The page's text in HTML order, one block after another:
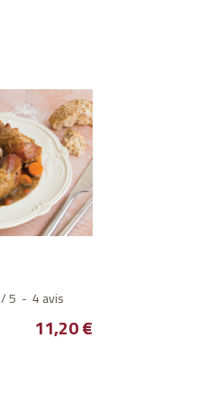
/5 - 4 avis
Prix
11,20 €